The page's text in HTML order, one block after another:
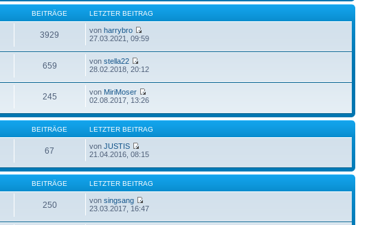
BEITRÄGE LETZTER BEITRAG
3929 vonharrybro
27.03.2021, 09:59
659 vonstella22
28.02.2018, 20:12
245 von MiriMoser
02.08.2017, 13:26
BEITRÄGE LETZTER BEITRAG
67 vonJUSTIS
21.04.2016, 08:15
BEITRÄGE LETZTER BEITRAG
250 vonsingsang
23.03.2017, 16:47